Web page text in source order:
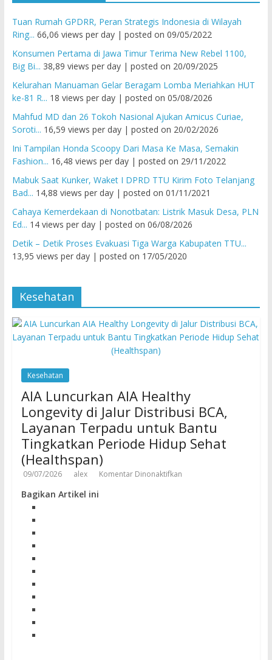
Tuan Rumah GPDRR, Peran Strategis Indonesia di Wilayah
Ring... 66,06 views per day| posted on 09/05/2022
Konsumen Pertama di Jawa Timur Terima New Rebel 1100,
Big Bi... 38,89 views per day| posted on 20/09/2025
Kelurahan Manuaman Gelar Beragam Lomba Meriahkan HUT
ke-81 R... 18 views per day| posted on 05/08/2026
Mahfud MD dan 26 Tokoh Nasional Ajukan Amicus Curiae,
Soroti... 16,59 views per day| posted on 20/02/2026
Ini Tampilan Honda Scoopy Dari Masa Ke Masa, Semakin
Fashion... 16,48 views per day| posted on 29/11/2022
Mabuk Saat Kunker, Waket I DPRD TTU Kirim Foto Telanjang
Bad... 14,88 views per day| posted on 01/11/2021
Cahaya Kemerdekaan di Nonotbatan: Listrik Masuk Desa, PLN
Ed... 14 views per day| posted on 06/08/2026
Detik – Detik Proses Evakuasi Tiga Warga Kabupaten TTU...
13,95 views per day| posted on 17/05/2020
Kesehatan
Kesehatan
AIA Luncurkan AIA Healthy
Longevity di Jalur Distribusi BCA,
Layanan Terpadu untuk Bantu
Tingkatkan Periode Hidup Sehat
(Healthspan)
09/07/2026 alex Komentar Dinonaktifkan
Bagikan Artikel ini